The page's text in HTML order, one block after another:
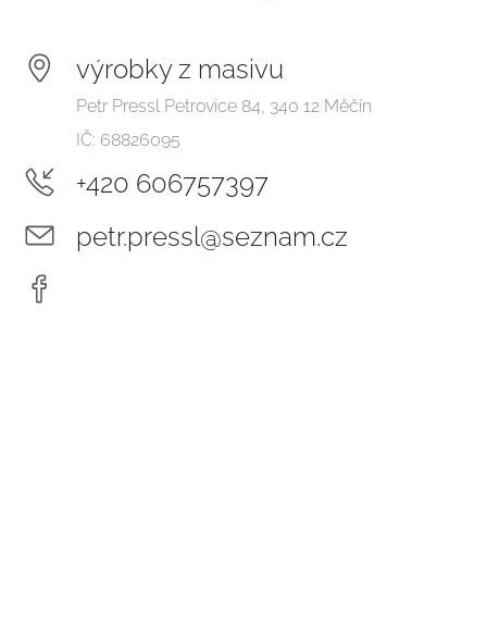
výrobky z masivu
Petr Pressl Petrovice 84, 340 12 Měčín
IČ: 68826095
+420 606757397
petr.pressl@seznam.cz